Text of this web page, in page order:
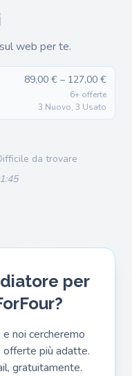
web per te.
89,00 € – 127,00 €
6+ offerte
3 Nuovo, 3 Usato
da trovare
per
noi cercheremo
più adatte.
gratuitamente.